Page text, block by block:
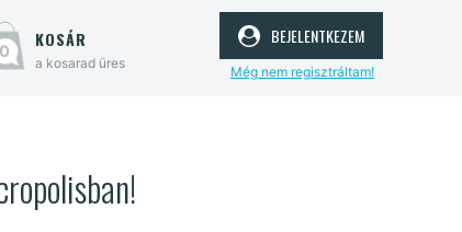
0 kosár
a kosarad üres
bejelentkezem
Még nem regisztráltam!